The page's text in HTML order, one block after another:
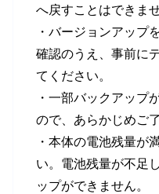
へ戻すことはできませ
・バージョンアップ
確認のうえ、事前に
てください。
・一部バックアップ
ので、あらかじめご
・本体の電池残量が
い。電池残量が不足
ップができません。